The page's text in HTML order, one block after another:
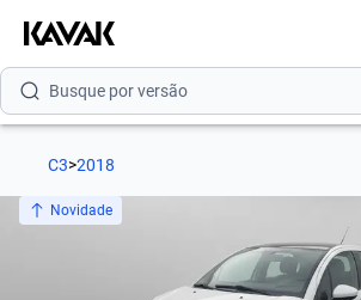
Busque por modelo
Busque por versão
Busque por marca
C3>2018
Novidade